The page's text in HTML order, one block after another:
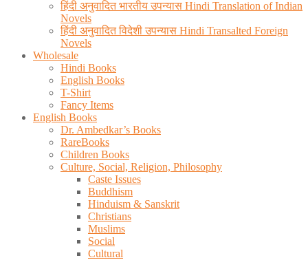
हिंदी अनुवादित भारतीय उपन्यास Hindi Translation of Indian
Novels
हिंदी अनुवादित विदेशी उपन्यास Hindi Transalted Foreign
Novels
Wholesale
Hindi Books
English Books
T-Shirt
Fancy Items
English Books
Dr. Ambedkar’s Books
RareBooks
Children Books
Culture, Social, Religion, Philosophy
Caste Issues
Buddhism
Hinduism & Sanskrit
Christians
Muslims
Social
Cultural